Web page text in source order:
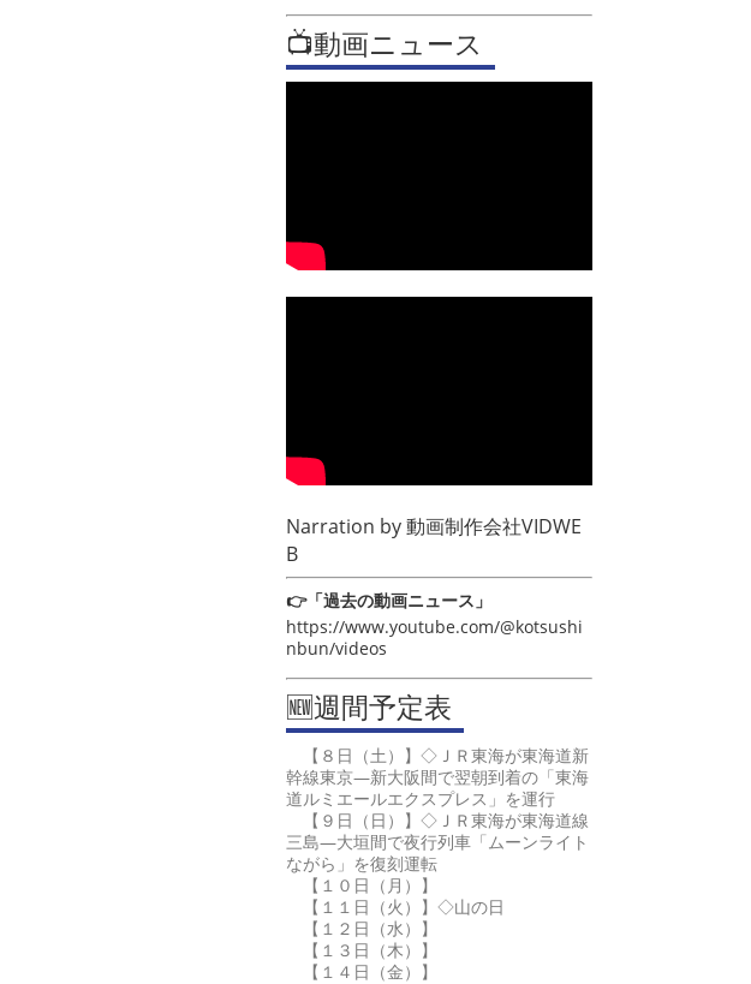
📺動画ニュース
Narration by動画制作会社VIDWE
B
👉「過去の動画ニュース」
https://www.youtube.com/@kotsushi
nbun/videos
🆕週間予定表
【８日（土）】◇ＪＲ東海が東海道新
幹線東京―新大阪間で翌朝到着の「東海
道ルミエールエクスプレス」を運行
【９日（日）】◇ＪＲ東海が東海道線
三島―大垣間で夜行列車「ムーンライト
ながら」を復刻運転
【１０日（月）】
【１１日（火）】◇山の日
【１２日（水）】
【１３日（木）】
【１４日（金）】